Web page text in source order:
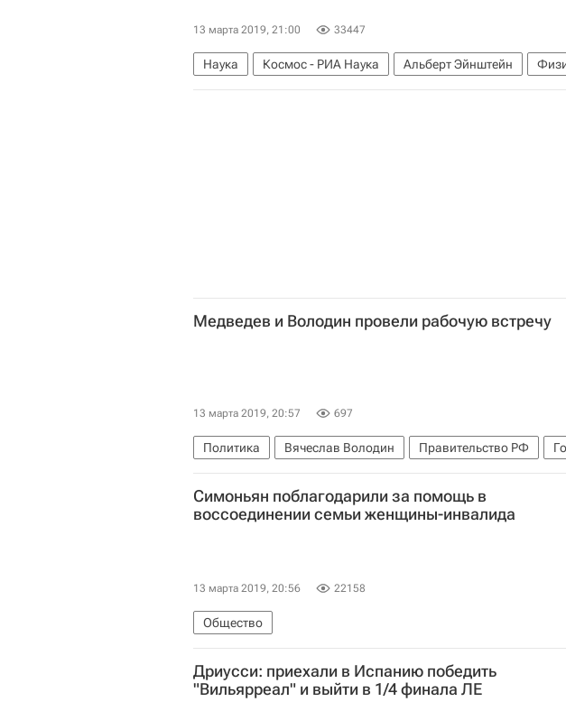
13 марта 2019, 21:00 33447
Наука Космос - РИА Наука Альберт Эйнштейн
Медведев и Володин провели рабочую встречу
13 марта 2019, 20:57 697
Политика Вячеслав Володин Правительство РФ
Дмитрий Медведев
Симоньян поблагодарили за помощь в
воссоединении семьи женщины-инвалида
13 марта 2019, 20:56 22158
Общество
Дриусси: приехали в Испанию победить
"Вильярреал" и выйти в 1/4 финала ЛЕ